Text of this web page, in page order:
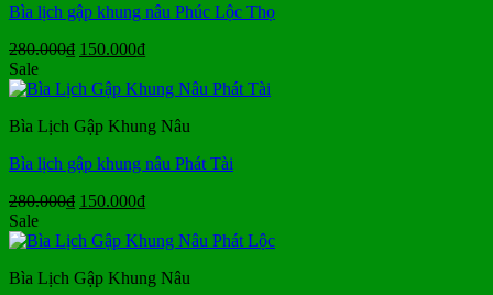
Bìa lịch gập khung nâu Phúc Lộc Thọ
280.000₫ Giá
là:
150.000₫Giá
tại
150.000₫.
Sale
Bìa Lịch Gập Khung Nâu
Bìa lịch gập khung nâu Phát Tài
280.000₫ Giá
là:
150.000₫Giá
tại
150.000₫.
Sale
Bìa Lịch Gập Khung Nâu